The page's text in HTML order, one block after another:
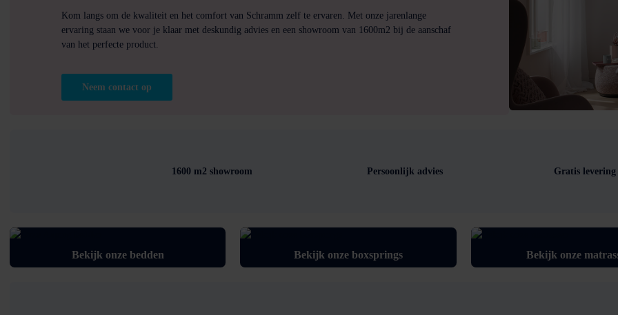
Kom langs om de kwaliteit en het comfort van Schramm zelf te ervaren. Met onze jarenlange
ervaring staan we voor je klaar met deskundig advies en een showroom van 1600m2 bij de aanschaf
van het perfecte product.
Neem contact op
1600 m2 showroom Persoonlijk advies Gratis
Bekijk onze bedden Bekijk onze boxsprings Bekijk onze